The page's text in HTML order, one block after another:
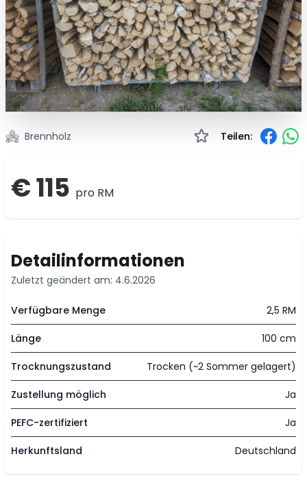
Brennholz Teilen:
€ 115 pro RM
Detailinformationen
Zuletzt geändert am: 4.6.2026
Verfügbare Menge 2,5 RM
Länge 100 cm
Trocknungszustand Trocken (~2 Sommer gelagert)
Zustellung möglich Ja
PEFC-zertifiziert Ja
Herkunftsland Deutschland